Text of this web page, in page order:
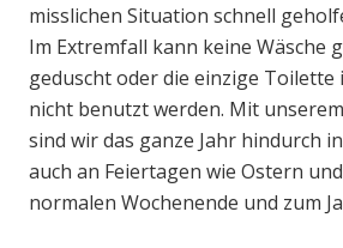
misslichen Situation schnell
Im Extremfall kann keine Wäsche
geduscht oder die einzige
nicht benutzt werden. Mit
sind wir das ganze Jahr hindurch
auch an Feiertagen wie Ostern
normalen Wochenende und zum